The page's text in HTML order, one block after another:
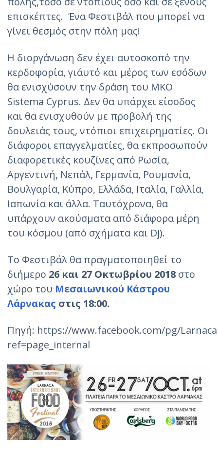
επισκέπτες. Ένα Φεστιβάλ που μπορεί να
γίνει θεσμός στην πόλη μας!
Η διοργάνωση δεν έχει αυτοσκοπό την
κερδοφορία, γι΄αυτό και μέρος των εσόδων
θα ενισχύσουν την δράση του ΜΚΟ
Sistema Cyprus. Δεν θα υπάρχει είσοδος
και θα ενισχυθούν με προβολή της
δουλειάς τους, ντόπιοι επιχειρηματίες. Οι
διάφοροι επαγγελματίες, θα εκπροσωπούν
διαφορετικές κουζίνες από Ρωσία,
Αργεντινή, Νεπάλ, Γερμανία, Ρουμανία,
Βουλγαρία, Κύπρο, Ελλάδα, Ιταλία, Γαλλία,
Ιαπωνία και άλλα. Ταυτόχρονα, θα
υπάρχουν ακούσματα από διάφορα μέρη
του κόσμου (από σχήματα και Dj).
Το Φεστιβάλ θα πραγματοποιηθεί το
διήμερο 26 και 27 Οκτωβρίου 2018 στο
χώρο του Μεσαιωνικού Κάστρου
Λάρνακας στις 18:00.
Πηγή: https://www.facebook.com/pg/
ref=page_internal